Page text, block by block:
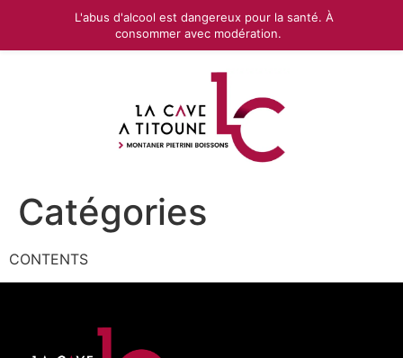
Catégories
CONTENTS
L'abus d'alcool est dangereux pour la santé. À
consommer avec modération.